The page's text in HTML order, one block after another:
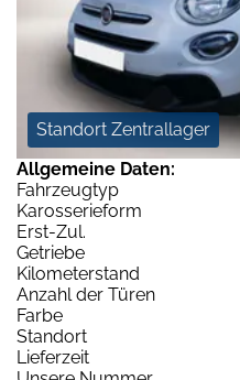
Standort Zentrallager
Allgemeine Daten:
Fahrzeugtyp
Karosserieform
Erst-Zul.
Getriebe
Kilometerstand
Anzahl der Türen
Farbe
Standort
Lieferzeit